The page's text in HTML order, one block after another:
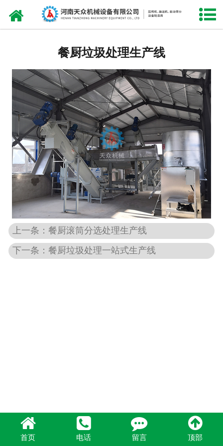
网站首页
客户案例
现场视频
资讯新闻
关于天众
荣誉资质
联系我们
餐厨垃圾处理生产线
上一条：餐厨滚筒分选处理生产线
下一条：餐厨垃圾处理一站式生产线
首页 电话 留言 顶部